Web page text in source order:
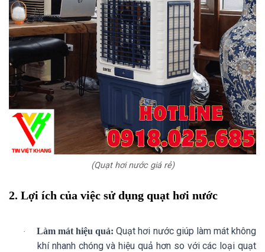
(Quạt hơi nước giá rẻ)
2. Lợi ích của việc sử dụng quạt hơi nước
· Làm mát hiệu quả: Quạt hơi nước giúp làm mát không
khí nhanh chóng và hiệu quả hơn so với các loại quạt